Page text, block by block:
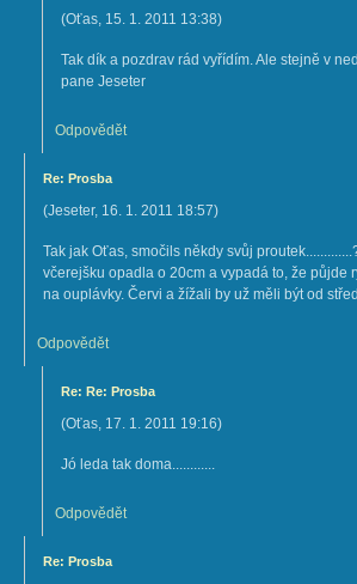
(Oťas, 15. 1. 2011 13:38)
Tak dík a pozdrav rád vyřídím. Ale stejně v
pane Jeseter
Odpovědět
Re: Prosba
(Jeseter, 16. 1. 2011 18:57)
Tak jak Oťas, smočils někdy svůj
včerejšku opadla o 20cm a vypadá to, že půjde
na ouplávky. Červi a žížali by už měli být od
Odpovědět
Re: Re: Prosba
(Oťas, 17. 1. 2011 19:16)
Jó leda tak doma............
Odpovědět
Re: Prosba